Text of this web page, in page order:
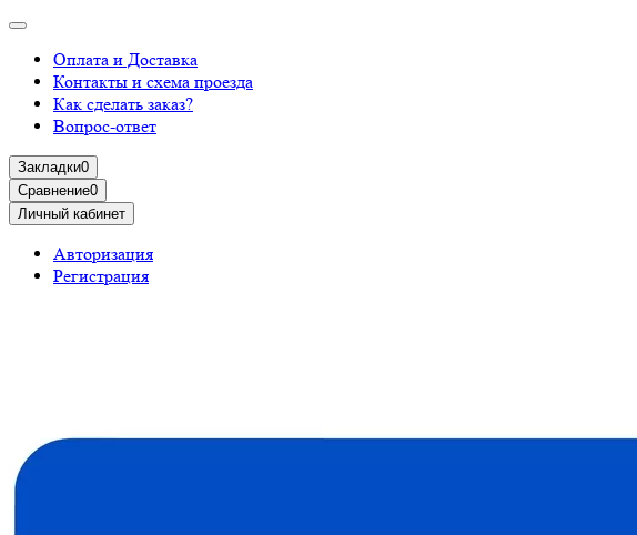
Оплата и Доставка
Контакты и схема проезда
Как сделать заказ?
Вопрос-ответ
Закладки0
Сравнение0
Личный кабинет
Авторизация
Регистрация